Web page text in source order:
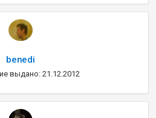
benedi
выдано: 21.12.2012